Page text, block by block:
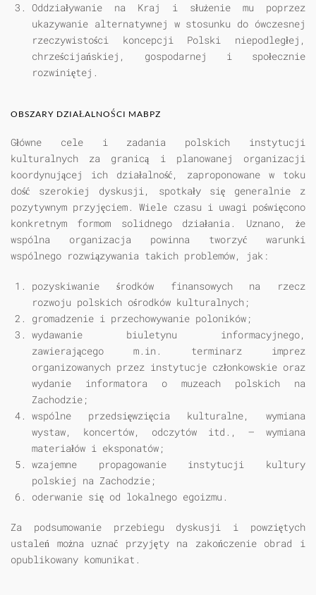
Oddziaływanie na Kraj i służenie mu poprzez
ukazywanie alternatywnej w stosunku do ówczesnej
rzeczywistości koncepcji Polski niepodległej,
chrześcijańskiej, gospodarnej i społecznie
rozwiniętej.
OBSZARY DZIAŁALNOŚCI MABPZ
Główne cele i zadania polskich instytucji
kulturalnych za granicą i planowanej organizacji
koordynującej ich działalność, zaproponowane w toku
dość szerokiej dyskusji, spotkały się generalnie z
pozytywnym przyjęciem. Wiele czasu i uwagi poświęcono
konkretnym formom solidnego działania. Uznano, że
wspólna organizacja powinna tworzyć warunki
wspólnego rozwiązywania takich problemów, jak:
pozyskiwanie środków finansowych na rzecz
rozwoju polskich ośrodków kulturalnych;
gromadzenie i przechowywanie poloników;
wydawanie biuletynu informacyjnego,
zawierającego m.in. terminarz imprez
organizowanych przez instytucje członkowskie oraz
wydanie informatora o muzeach polskich na
Zachodzie;
wspólne przedsięwzięcia kulturalne, wymiana
wystaw, koncertów, odczytów itd., — wymiana
materiałów i eksponatów;
wzajemne propagowanie instytucji kultury
polskiej na Zachodzie;
oderwanie się od lokalnego egoizmu.
Za podsumowanie przebiegu dyskusji i powziętych
ustaleń można uznać przyjęty na zakończenie obrad i
opublikowany komunikat.